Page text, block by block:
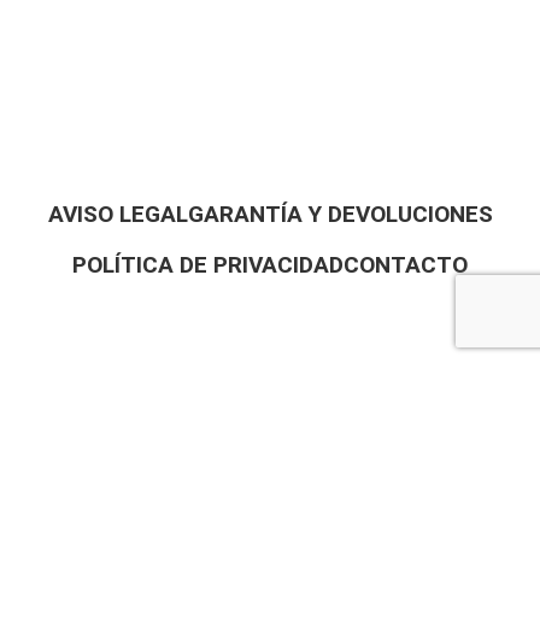
AVISO LEGALGARANTÍA Y DEVOLUCIONES
POLÍTICA DE PRIVACIDADCONTACTO